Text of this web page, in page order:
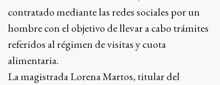
contratado mediante las redes sociales por un
hombre con el objetivo de llevar a cabo trámites
referidos al régimen de visitas y cuota
alimentaria.
La magistrada Lorena Martos, titular del